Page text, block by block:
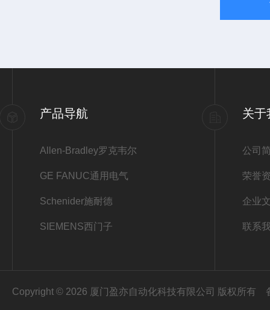
产品导航
Allen-Bradley罗克韦尔
GE FANUC通用电气
Schenider施耐德
SIEMENS西门子
关于
公司
荣誉
企业
联系
Copyright © 2026 厦门盈亦自动化科技有限公司 版权所有